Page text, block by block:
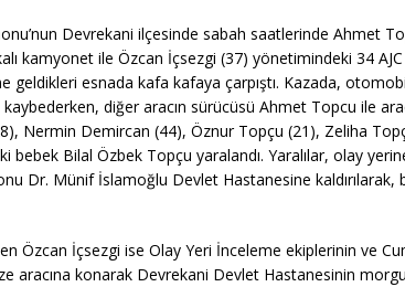
Devrekani ilçesinde sabah saatlerinde Ahmet
kamyonet ile Özcan İçsezgi (37) yönetimindeki 34 AJC
geldikleri esnada kafa kafaya çarpıştı. Kazada,
kaybederken, diğer aracın sürücüsü Ahmet Topcu ile
Nermin Demircan (44), Öznur Topçu (21), Zeliha
bebek Bilal Özbek Topçu yaralandı. Yaralılar, olay
Dr. Münif İslamoğlu Devlet Hastanesine kaldırılarak,
Özcan İçsezgi ise Olay Yeri İnceleme ekiplerinin ve
aracına konarak Devrekani Devlet Hastanesinin